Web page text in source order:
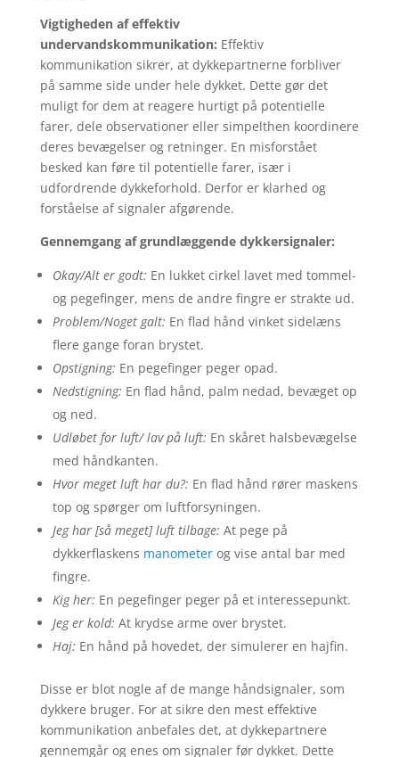
Vigtigheden af effektiv
undervandskommunikation: Effektiv
kommunikation sikrer, at dykkepartnerne forbliver
på samme side under hele dykket. Dette gør det
muligt for dem at reagere hurtigt på potentielle
farer, dele observationer eller simpelthen koordinere
deres bevægelser og retninger. En misforstået
besked kan føre til potentielle farer, især i
udfordrende dykkeforhold. Derfor er klarhed og
forståelse af signaler afgørende.
Gennemgang af grundlæggende dykkersignaler:
Okay/Alt er godt: En lukket cirkel lavet med tommel-
og pegefinger, mens de andre fingre er strakte ud.
Problem/Noget galt: En flad hånd vinket sidelæns
flere gange foran brystet.
Opstigning: En pegefinger peger opad.
Nedstigning: En flad hånd, palm nedad, bevæget op
og ned.
Udløbet for luft/ lav på luft: En skåret halsbevægelse
med håndkanten.
Hvor meget luft har du?: En flad hånd rører maskens
top og spørger om luftforsyningen.
Jeg har [så meget] luft tilbage: At pege på
dykkerflaskens manometerog vise antal bar med
fingre.
Kig her: En pegefinger peger på et interessepunkt.
Jeg er kold: At krydse arme over brystet.
Haj: En hånd på hovedet, der simulerer en hajfin.
Disse er blot nogle af de mange håndsignaler, som
dykkere bruger. For at sikre den mest effektive
kommunikation anbefales det, at dykkepartnere
gennemgår og enes om signaler før dykket. Dette